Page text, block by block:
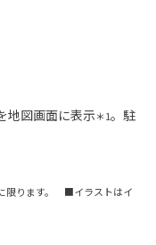
地図画面に表示＊1。駐
限ります。 ■イラストはイ